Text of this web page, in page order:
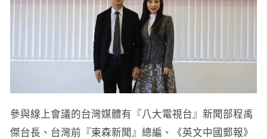
參與線上會議的台灣媒體有『八大電視台』新聞部程禹
傑台長、台灣前『東森新聞』總編、《英文中國郵報》